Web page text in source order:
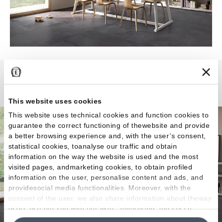
This website uses cookies
This website uses technical cookies and function cookies to
guarantee the correct functioning of thewebsite and provide
a better browsing experience and, with the user’s consent,
statistical cookies, toanalyse our traffic and obtain
information on the way the website is used and the most
visited pages, andmarketing cookies, to obtain profiled
information on the user, personalise content and ads, and
providesocial media functionalities. Moreover, with the
consent of the user, we also share information about theway
users use our site with our web, advertising and social
media analytics partners, who may combine itwith other